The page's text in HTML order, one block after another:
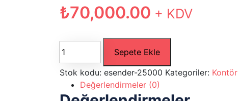
₺70,000.00 + KDV
25.000
adet
Sepete Ekle
Stok kodu: esender-25000 Kategoriler: Kontör
Değerlendirmeler (0)